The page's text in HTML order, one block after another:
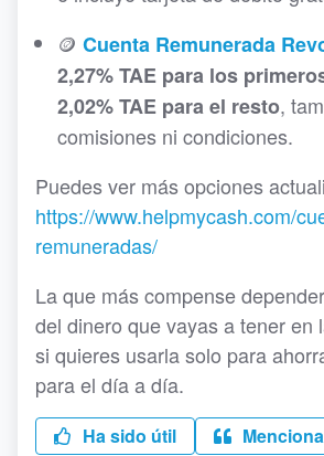
🪙 Cuenta Remunerada
2,27% TAE para los
2,02% TAE para el resto,
comisiones ni condiciones.
Puedes ver más opciones
https://www.helpmycash.com/
remuneradas/
La que más compense
del dinero que vayas a tener en
si quieres usarla solo para
para el día a día.
Ha sido útil